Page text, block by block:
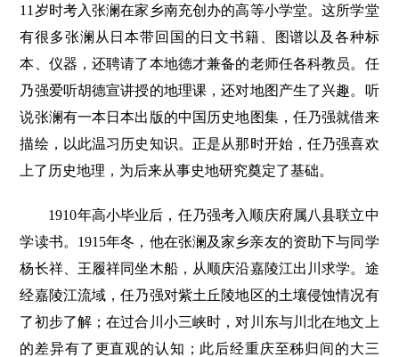
11岁时考入张澜在家乡南充创办的高等小学堂。这所学堂
有很多张澜从日本带回国的日文书籍、图谱以及各种标
本、仪器，还聘请了本地德才兼备的老师任各科教员。任
乃强爱听胡德宣讲授的地理课，还对地图产生了兴趣。听
说张澜有一本日本出版的中国历史地图集，任乃强就借来
描绘，以此温习历史知识。正是从那时开始，任乃强喜欢
上了历史地理，为后来从事史地研究奠定了基础。
1910年高小毕业后，任乃强考入顺庆府属八县联立中
学读书。1915年冬，他在张澜及家乡亲友的资助下与同学
杨长祥、王履祥同坐木船，从顺庆沿嘉陵江出川求学。途
经嘉陵江流域，任乃强对紫土丘陵地区的土壤侵蚀情况有
了初步了解；在过合川小三峡时，对川东与川北在地文上
的差异有了更直观的认知；此后经重庆至秭归间的大三